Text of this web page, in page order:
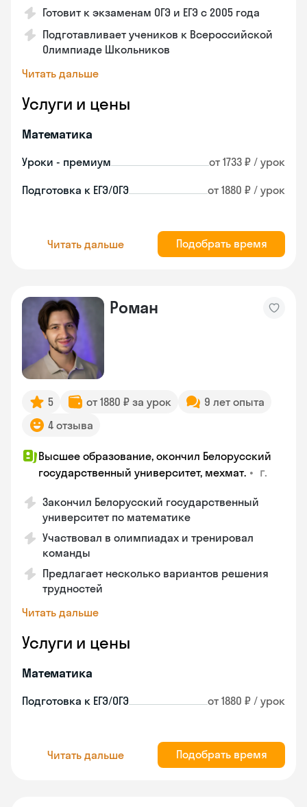
Готовит к экзаменам ОГЭ и ЕГЭ с 2005 года
Подготавливает учеников к Всероссийской
Олимпиаде Школьников
Читать дальше
Услуги и цены
Математика
Уроки - премиум от 1733 ₽ / урок
Подготовка к ЕГЭ/ОГЭ от 1880 ₽ / урок
Читать дальше Подобрать время
Роман
5 от 1880 ₽ за урок
9 лет опыта
4 отзыва
Высшее образование, окончил Белорусский
государственный университет, мехмат. • г.
Закончил Белорусский государственный
университет по математике
Участвовал в олимпиадах и тренировал
команды
Предлагает несколько вариантов решения
трудностей
Читать дальше
Услуги и цены
Математика
Подготовка к ЕГЭ/ОГЭ от 1880 ₽ / урок
Читать дальше Подобрать время